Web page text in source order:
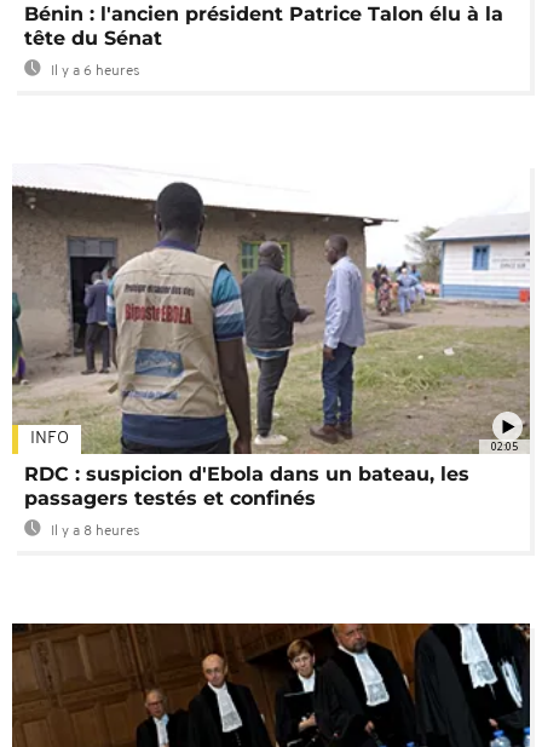
Bénin : l'ancien président Patrice Talon élu à la
tête du Sénat
Il y a 6 heures
02:05
INFO
RDC : suspicion d'Ebola dans un bateau, les
passagers testés et confinés
Il y a 8 heures